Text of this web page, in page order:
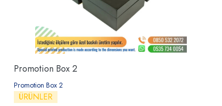
Promotion Box 2
Promotion Box 2
ÜRÜNLER